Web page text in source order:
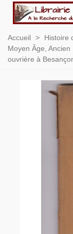
Accueil > Histoire
Moyen Âge,
ouvrière à